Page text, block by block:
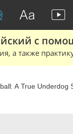
с
а также
A True Underdog